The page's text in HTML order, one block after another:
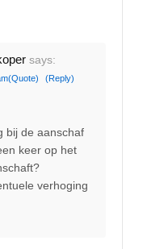
says:
(Quote) (Reply)
bij de aanschaf
keer op het
verhoging